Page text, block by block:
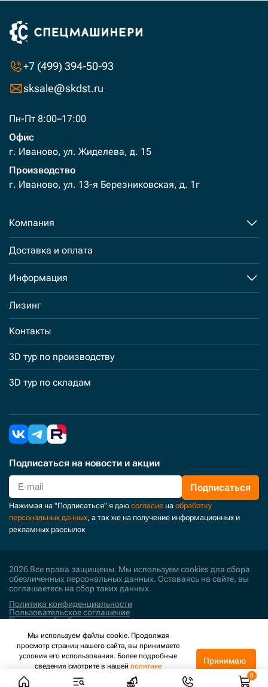
+7 (499) 394-50-93
sksale@skdst.ru
Пн-Пт 8:00–17:00
Офис
г. Иваново, ул. Жиделева, д. 15
Производство
г. Иваново, ул. 13-я Березниковская, д. 1г
Компания
Доставка и оплата
Информация
Лизинг
Контакты
3D тур по производству
3D тур по складам
Подписаться на новости и акции
Подписаться
Нажимая на "Подписаться" я даю согласие на обработку
персональных данных, а так же на получение информационных и
рекламных рассылок
2026 Все права защищены. Мы используем cookies для сбора
обезличенных персональных данных. Оставаясь на сайте, вы
соглашаетесь на сбор таких данных.
Политика конфиденциальности
Пользовательское соглашение
Политика обработки персональных данных
Поддержка и развитие
Мы используем файлы cookie. Продолжая
просмотр страниц нашего сайта, вы принимаете
условия его использования. Более подробные
сведения смотрите в нашей политике
конфиденциальности.
Принимаю